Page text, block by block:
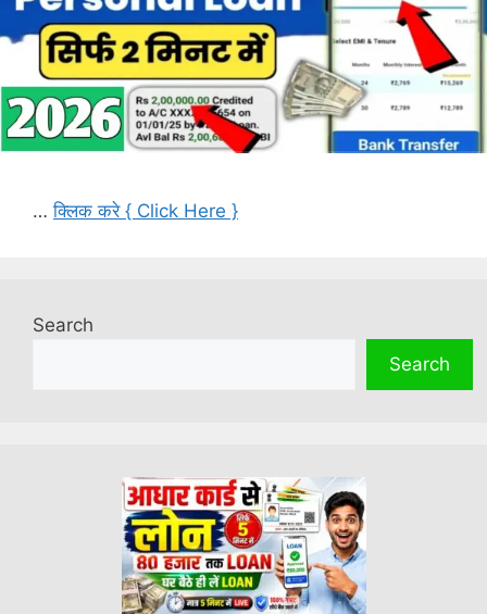
…क्लिक करे { Click Here }
Search
Search